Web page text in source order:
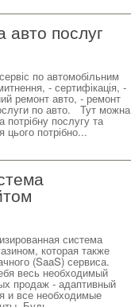
авто послуг
по автомобільним
- сертифікація, -
ремонт авто, - ремонт
по авто. Тут можна
потрібну послугу та
потрібно...
система
которая также
(SaaS) сервиса.
весь необходимый
продаж - адаптивный
и все необходимые